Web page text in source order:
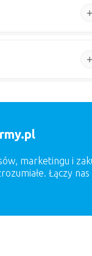
marketingu i
Łączy